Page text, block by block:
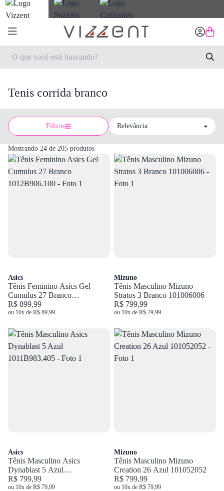
Tenis corrida branco
Filtros
Sort by
Mostrando 24 de 205 produtos
Asics
Tênis Feminino Asics Gel
Cumulus 27 Branco
1012B906.100
R$ 899,99
ou 10x de R$ 89,99
Mizuno
Tênis Masculino Mizuno
Stratos 3 Branco 101006006
R$ 799,99
ou 10x de R$ 79,99
Asics
Tênis Masculino Asics
Dynablast 5 Azul
1011B983.405
R$ 799,99
ou 10x de R$ 79,99
Mizuno
Tênis Masculino Mizuno
Creation 26 Azul 101052052
R$ 799,99
ou 10x de R$ 79,99